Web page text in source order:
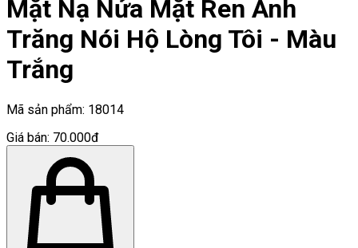
Mặt Nạ Nửa Mặt Ren Ánh
Trăng Nói Hộ Lòng Tôi - Màu
Trắng
Mã sản phẩm: 18014
Giá bán: 70.000đ